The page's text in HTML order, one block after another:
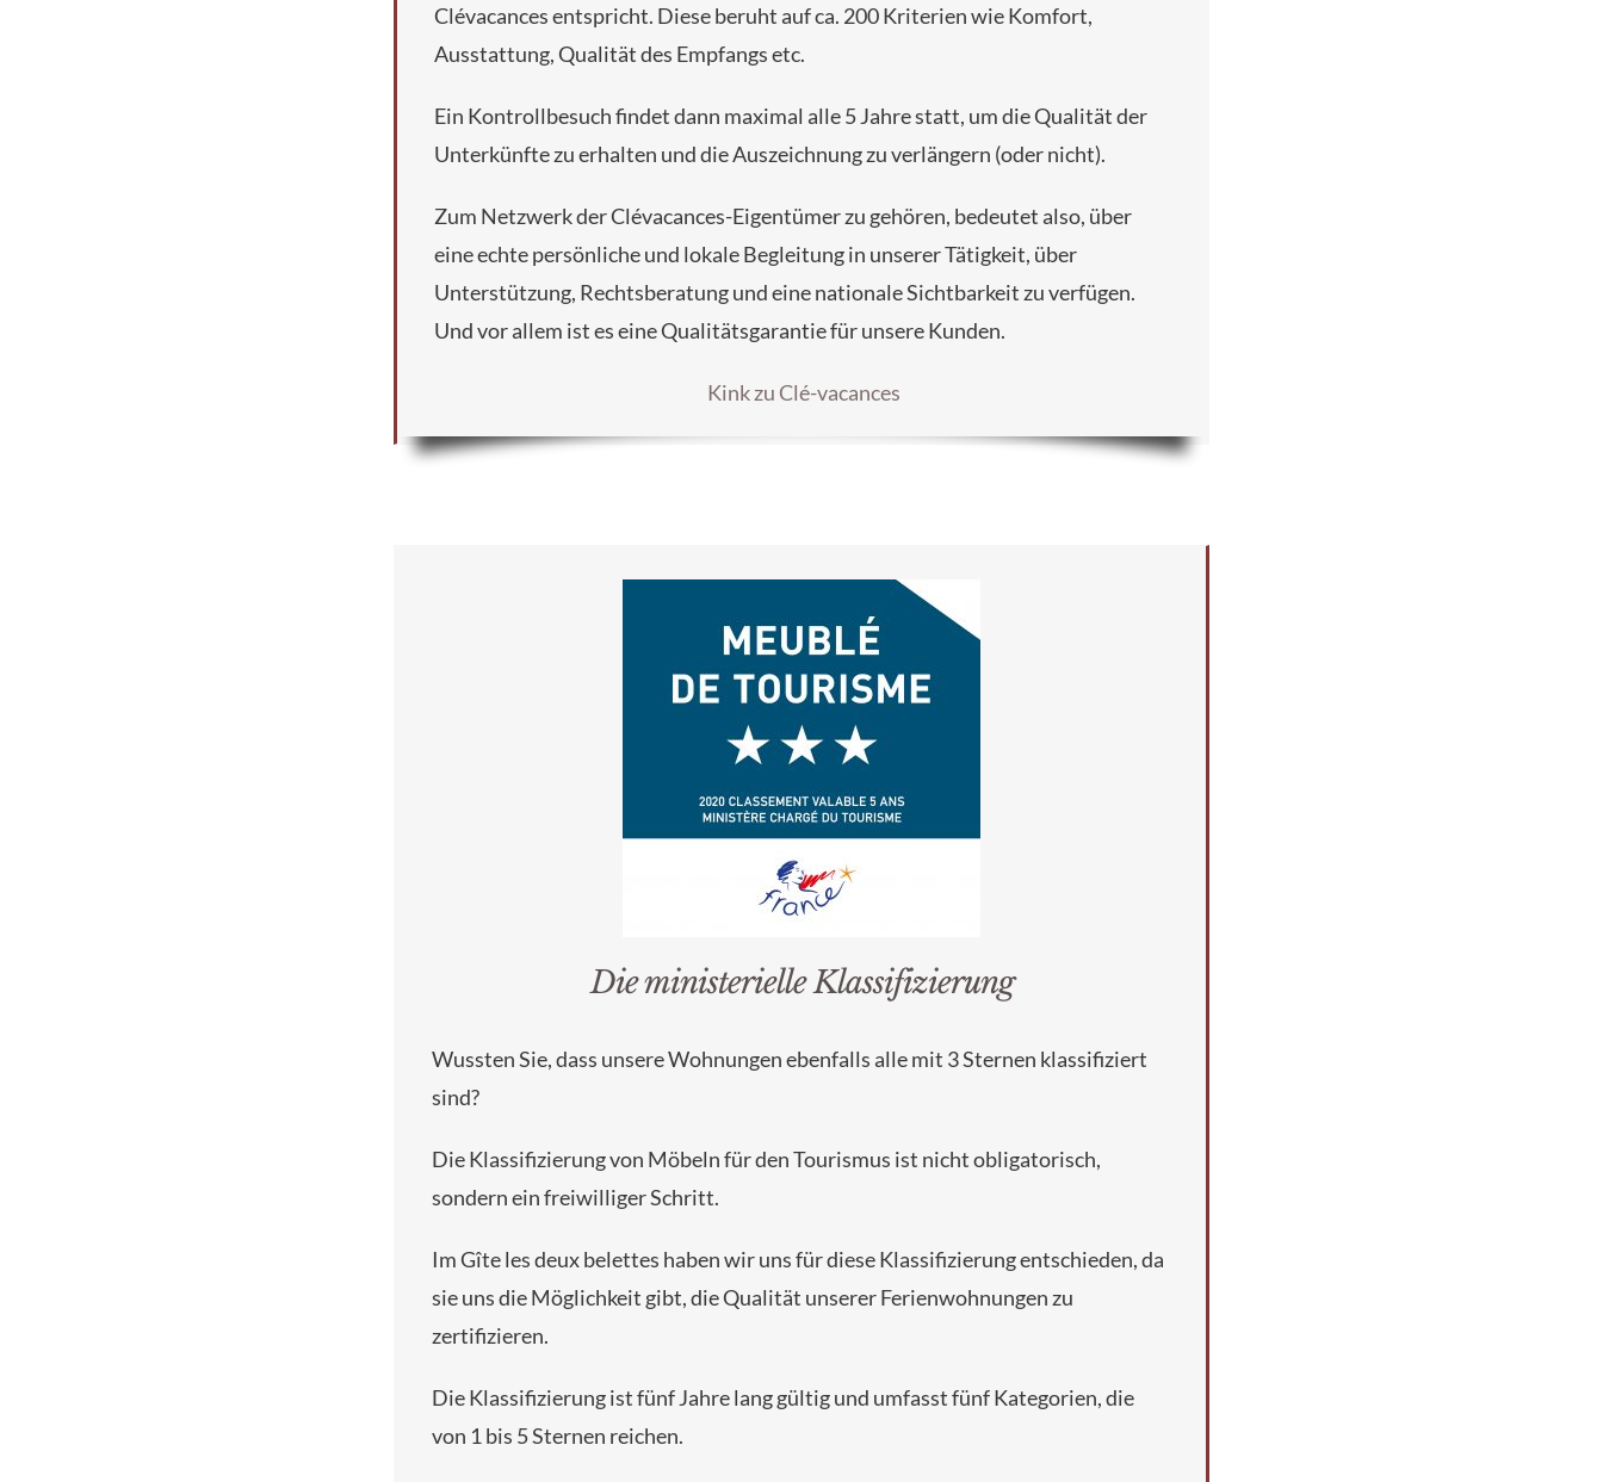
Clévacances entspricht. Diese beruht auf ca. 200 Kriterien wie Komfort,
Ausstattung, Qualität des Empfangs etc.
Ein Kontrollbesuch findet dann maximal alle 5 Jahre statt, um die Qualität der
Unterkünfte zu erhalten und die Auszeichnung zu verlängern (oder nicht).
Zum Netzwerk der Clévacances-Eigentümer zu gehören, bedeutet also, über
eine echte persönliche und lokale Begleitung in unserer Tätigkeit, über
Unterstützung, Rechtsberatung und eine nationale Sichtbarkeit zu verfügen.
Und vor allem ist es eine Qualitätsgarantie für unsere Kunden.
Kink zu Clé-vacances
Die ministerielle Klassifizierung
Wussten Sie, dass unsere Wohnungen ebenfalls alle mit 3 Sternen klassifiziert
sind?
Die Klassifizierung von Möbeln für den Tourismus ist nicht obligatorisch,
sondern ein freiwilliger Schritt.
Im Gîte les deux belettes haben wir uns für diese Klassifizierung entschieden, da
sie uns die Möglichkeit gibt, die Qualität unserer Ferienwohnungen zu
zertifizieren.
Die Klassifizierung ist fünf Jahre lang gültig und umfasst fünf Kategorien, die
von 1 bis 5 Sternen reichen.